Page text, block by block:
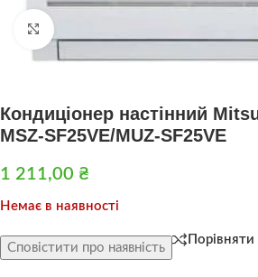
Натисніть, щоб збільшити
Кондиціонер настінний
MSZ-SF25VE/MUZ-SF25VE
1 211,00 ₴
Немає в наявності
Сповістити про наявність
Порівняти